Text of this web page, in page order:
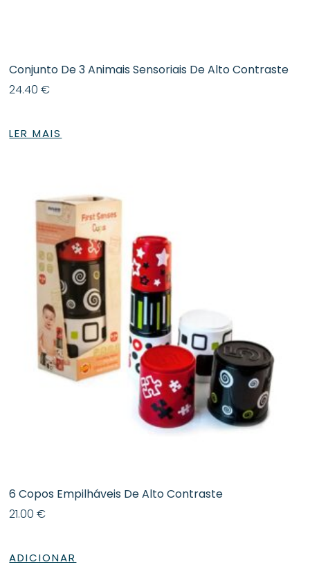
Conjunto De 3 Animais Sensoriais De Alto Contraste
24.40€
LER MAIS
6 Copos Empilháveis De Alto Contraste
21.00€
ADICIONAR